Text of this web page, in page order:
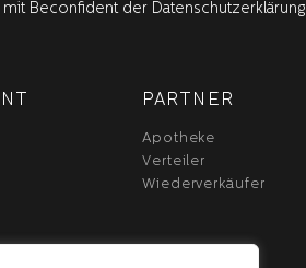
Beconfident der Datenschutzerklärung
PARTNER
Apotheke
Verteiler
Wiederverkäufer